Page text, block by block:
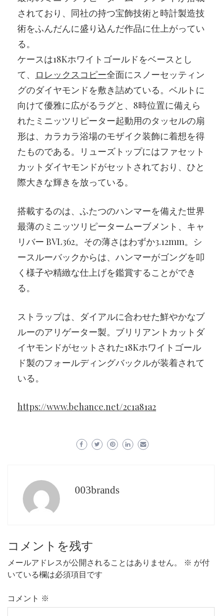
されており、同社の持つ宝飾技術と時計製造技
術をふんだんに盛り込んだ作品に仕上がってい
る。
ケースは18Kホワイトゴールドをベースとし
て、
ロレックスコピー全面にスノーセッティン
グのダイヤモンドを敷き詰めている。ベルトに
向けて優雅に広がるラグと、8時位置に備えら
れたミニッツリピーター起動用のタッセルの扇
形は、カラカラ浴場のモザイク装飾に着想を得
たものである。リューズトップにはファセット
カットダイヤモンドがセットされており、ひと
際大きな輝きを放っている。
搭載するのは、ふたつのハンマーを備えた世界
最薄のミニッツリピータームーブメント、キャ
リバー BVL362。その薄さはわずか3.12mm。シ
ースルーバックからは、ハンマーがゴングを叩
く様子や精緻な仕上げを鑑賞することができ
る。
ストラップは、ダイアルに合わせた鮮やかなブ
ルーのアリゲーター製。ブリリアントカットダ
イヤモンドがセットされた18Kホワイトゴール
ド製のフォールディングバックルが装着されて
いる。
https://www.behance.net/2c1a81a2
003brands
コメントを残す
メールアドレスが公開されることはありません。 ※ が付
いている欄は必須項目です
コメント ※